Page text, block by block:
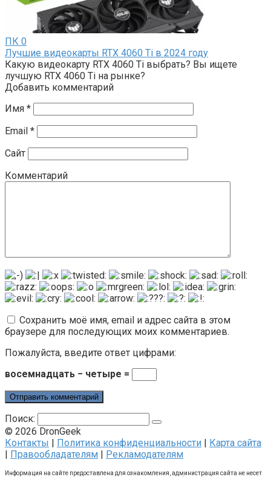
ПК 0
Лучшие видеокарты RTX 4060 Ti в 2024 году
Какую видеокарту RTX 4060 Ti выбрать? Вы ищете
лучшую RTX 4060 Ti на рынке?
Добавить комментарий
Имя *
Email *
Сайт
Комментарий
Сохранить моё имя, email и адрес сайта в этом
браузере для последующих моих комментариев.
Пожалуйста, введите ответ цифрами:
восемнадцать − четыре =
Поиск:
© 2026 DronGeek
Контакты
Политика конфиденциальности
Карта сайта
Правообладателям Рекламодателям
Информация на сайте предоставлена для ознакомления, администрация сайта не несет